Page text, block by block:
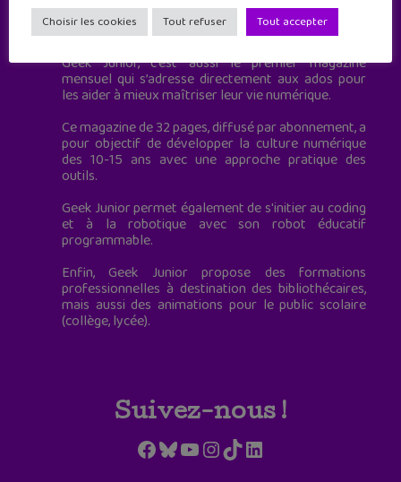
Geek Junior est le premier site de culture numérique
à destination des adolescents.
Geek Junior, c’est aussi le premier magazine
mensuel qui s’adresse directement aux ados pour
les aider à mieux maîtriser leur vie numérique.
Ce magazine de 32 pages, diffusé par abonnement, a
pour objectif de développer la culture numérique
des 10-15 ans avec une approche pratique des
outils.
Geek Junior permet également de s'initier au coding
et à la robotique avec son robot éducatif
programmable.
Enfin, Geek Junior propose des formations
professionnelles à destination des bibliothécaires,
mais aussi des animations pour le public scolaire
(collège, lycée).
Suivez-nous !
Facebook
Bluesky
YouTube
Instagram
TikTokLinkedIn
Choisir les cookies Tout refuser Tout accepter